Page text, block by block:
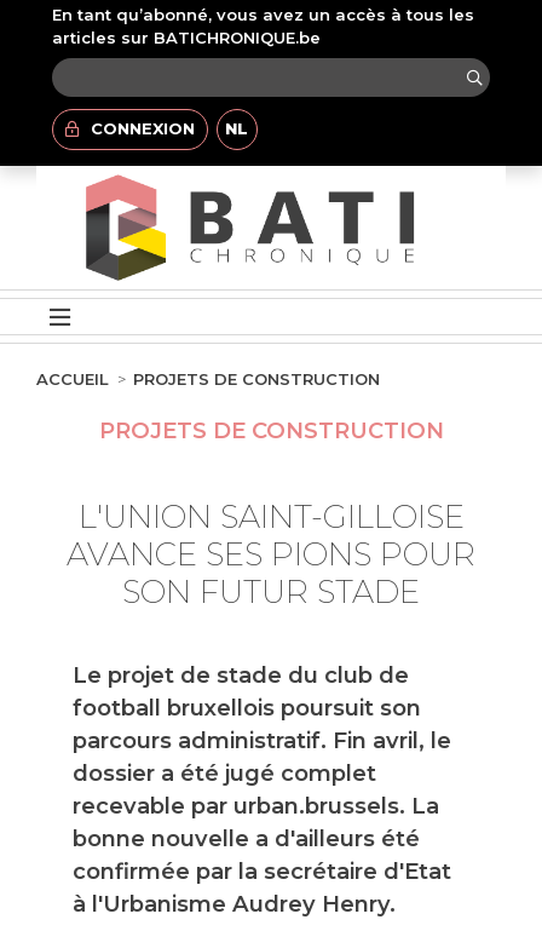
En tant qu’abonné, vous avez un accès à tous les
articles sur BATICHRONIQUE.be
CONNEXION NL
ACCUEIL PROJETS DE CONSTRUCTION
PROJETS DE CONSTRUCTION
L'UNION SAINT-GILLOISE
AVANCE SES PIONS POUR
SON FUTUR STADE
Le projet de stade du club de
football bruxellois poursuit son
parcours administratif. Fin avril, le
dossier a été jugé complet
recevable par urban.brussels. La
bonne nouvelle a d'ailleurs été
confirmée par la secrétaire d'Etat
à l'Urbanisme Audrey Henry.